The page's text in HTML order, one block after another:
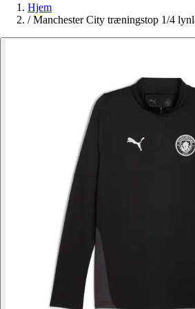
Hjem
/ Manchester City træningstop 1/4